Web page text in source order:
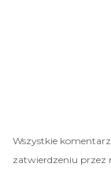
Wszystkie
zatwierdzeniu przez